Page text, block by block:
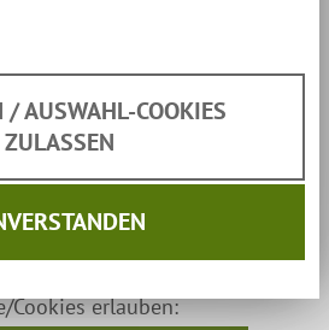
Bewertungen angezeigt werden
notwendigen externen
Cookies erlauben:
/ AUSWAHL-COOKIES
ZULASSEN